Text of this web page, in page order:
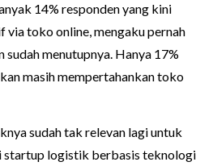
14% responden yang kini
via toko online, mengaku pernah
menutupnya. Hanya 17%
masih mempertahankan toko
sudah tak relevan lagi untuk
startup logistik berbasis teknologi